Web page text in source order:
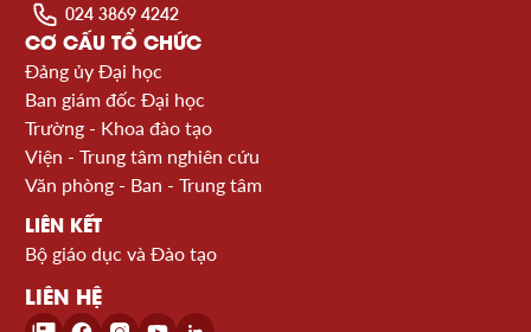
024 3869 4242
CƠ CẤU TỔ CHỨC
Đảng ủy Đại học
Ban giám đốc Đại học
Trường - Khoa đào tạo
Viện - Trung tâm nghiên cứu
Văn phòng - Ban - Trung tâm
LIÊN KẾT
Bộ giáo dục và Đào tạo
LIÊN HỆ